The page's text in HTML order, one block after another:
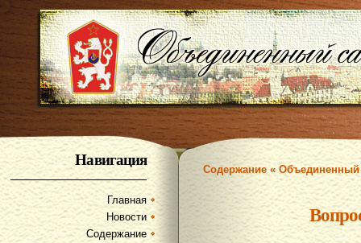
Навигация
Главная
Новости
Содержание
Содержание «